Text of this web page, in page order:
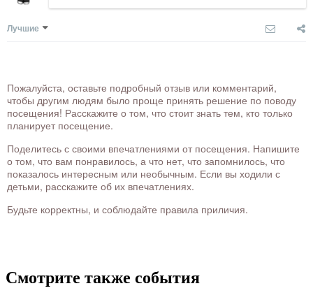
Лучшие
Пожалуйста, оставьте подробный отзыв или комментарий,
чтобы другим людям было проще принять решение по поводу
посещения! Расскажите о том, что стоит знать тем, кто только
планирует посещение.
Поделитесь с своими впечатлениями от посещения. Напишите
о том, что вам понравилось, а что нет, что запомнилось, что
показалось интересным или необычным. Если вы ходили с
детьми, расскажите об их впечатлениях.
Будьте корректны, и соблюдайте правила приличия.
Смотрите также события